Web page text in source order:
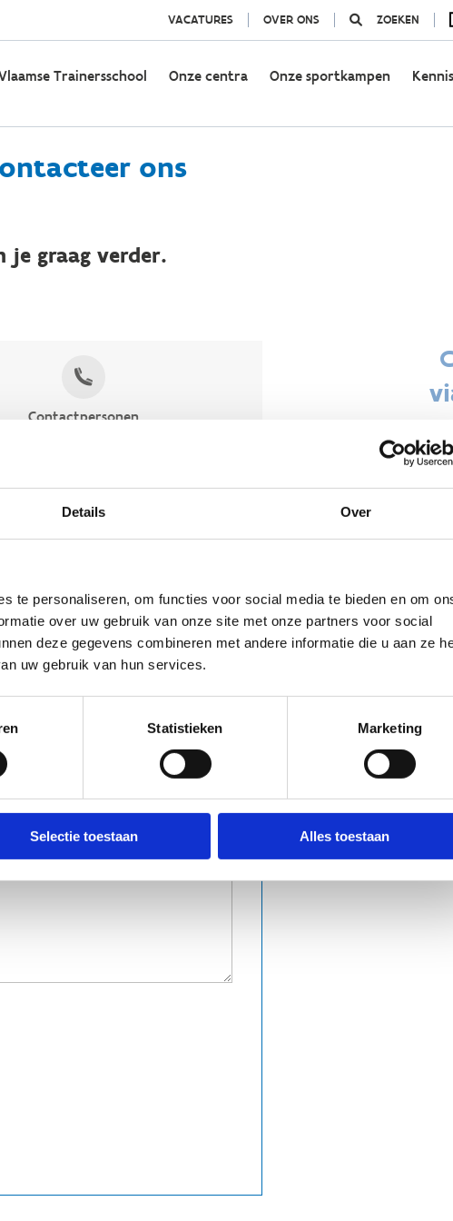
Details Over
te personaliseren, om functies voor social media te bieden en om
over uw gebruik van onze site met onze partners voor social
deze gegevens combineren met andere informatie die u aan ze
uw gebruik van hun services.
Statistieken Marketing
Selectie toestaan Alles toestaan
VACATURES OVER ONS ZOEKEN
Trainersschool Onze centra Onze sportkampen
ons
je graag verder.
Contactpersonen
Stel
Volg